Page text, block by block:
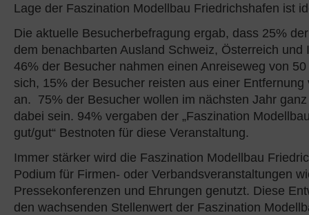
Lage der Faszination Modellbau Friedrichshafen ist
Die aktuelle Besucherbefragung ergab, dass 25%
dem benachbarten Ausland Schweiz, Österreich und
46% der Besucher nahmen einen Anreiseweg von
sich, 15% der Besucher reisten aus einer Entfernung
an. 75% der Besucher wollen im nächsten Jahr
dabei sein. 94% vergaben der „Faszination
gut/gut“ Bestnoten für diese Veranstaltung.
Immer stärker wird die Faszination Modellbau
Podium für Firmen- oder Verbandsveranstaltungen
Pressekonferenzen und Ehrungen genutzt. Diese
den wachsenden Stellenwert der Faszination